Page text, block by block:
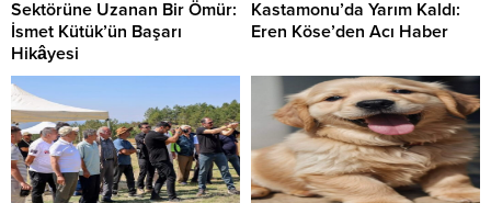
Sektörüne Uzanan Bir Ömür:
İsmet Kütük’ün Başarı
Hikâyesi
Kastamonu’da Yarım Kaldı:
Eren Köse’den Acı Haber